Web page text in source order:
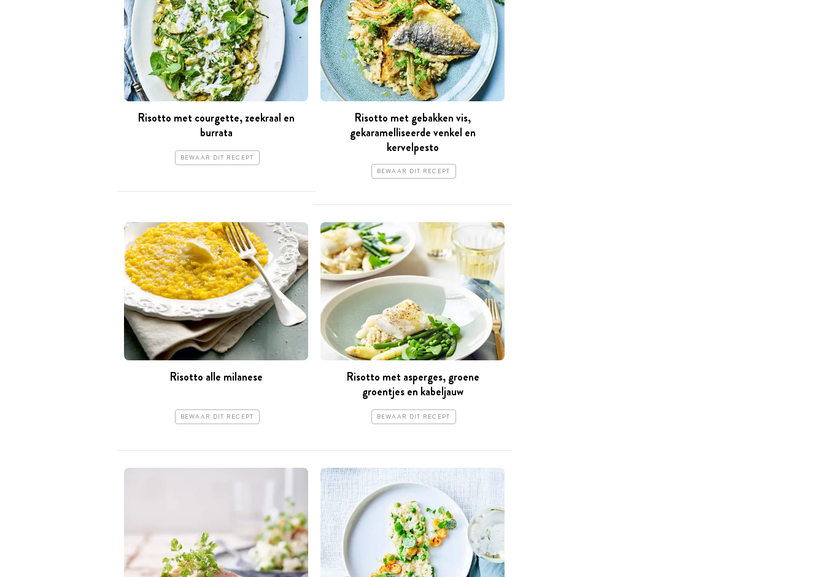
Risotto met courgette, zeekraal en
burrata
BEWAAR DIT RECEPT
Risotto met gebakken vis,
gekaramelliseerde venkel en
kervelpesto
BEWAAR DIT RECEPT
Risotto alle milanese
BEWAAR DIT RECEPT
Risotto met asperges, groene
groentjes en kabeljauw
BEWAAR DIT RECEPT